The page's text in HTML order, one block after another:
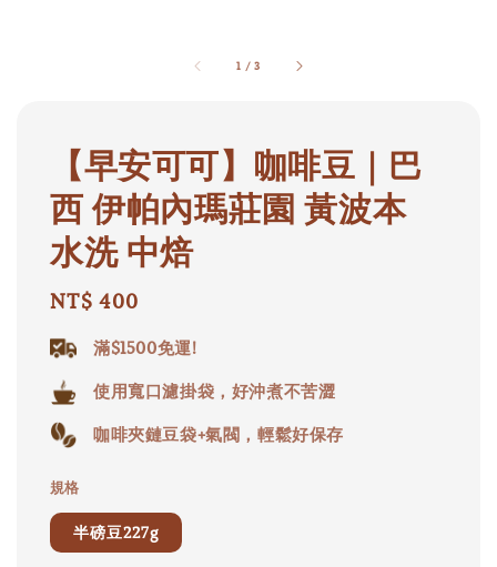
1 /3
【早安可可】咖啡豆｜巴
西 伊帕內瑪莊園 黃波本
水洗 中焙
Regular
NT$ 400
滿$1500免運!
使用寬口濾掛袋，好沖煮不苦澀
咖啡夾鏈豆袋+氣閥，輕鬆好保存
規格
半磅豆227g